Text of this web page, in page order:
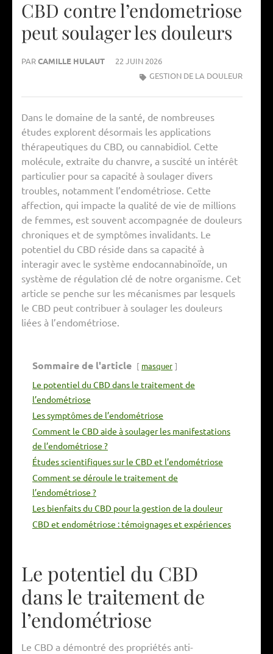
CBD contre l’endometriose
peut soulager les douleurs
PARCAMILLE HULAUT
22 JUIN 2026
GESTION DE LA DOULEUR
Dans le domaine de la santé, de nombreuses
études explorent désormais les applications
thérapeutiques du CBD, ou cannabidiol. Cette
molécule, extraite du chanvre, a suscité un intérêt
particulier pour sa capacité à soulager divers
troubles, notamment l’endométriose. Cette
affection, qui impacte la qualité de vie de millions
de femmes, est souvent accompagnée de douleurs
chroniques et de symptômes invalidants. Le
potentiel du CBD réside dans sa capacité à
interagir avec le système endocannabinoïde, un
système de régulation clé de notre organisme. Cet
article se penche sur les mécanismes par lesquels
le CBD peut contribuer à soulager les douleurs
liées à l’endométriose.
Sommaire de l'article masquer
Le potentiel du CBD dans le traitement de
l’endométriose
Les symptômes de l’endométriose
Comment le CBD aide à soulager les manifestations
de l’endométriose ?
Études scientifiques sur le CBD et l’endométriose
Comment se déroule le traitement de
l’endométriose ?
Les bienfaits du CBD pour la gestion de la douleur
CBD et endométriose : témoignages et expériences
Le potentiel du CBD
dans le traitement de
l’endométriose
Le CBD a démontré des propriétés anti-